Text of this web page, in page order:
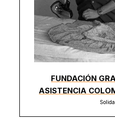
FUNDACIÓN
ASISTENCIA